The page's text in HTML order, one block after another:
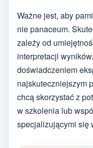
Ważne jest, aby
nie panaceum.
zależy od
interpretacji
doświadczeniem
najskuteczniejszym
chcą skorzystać z
w szkolenia lub
specjalizującymi się